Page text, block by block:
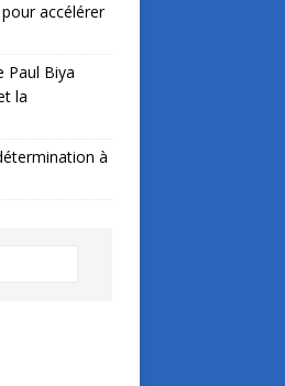
accélérer
Paul Biya
la
à